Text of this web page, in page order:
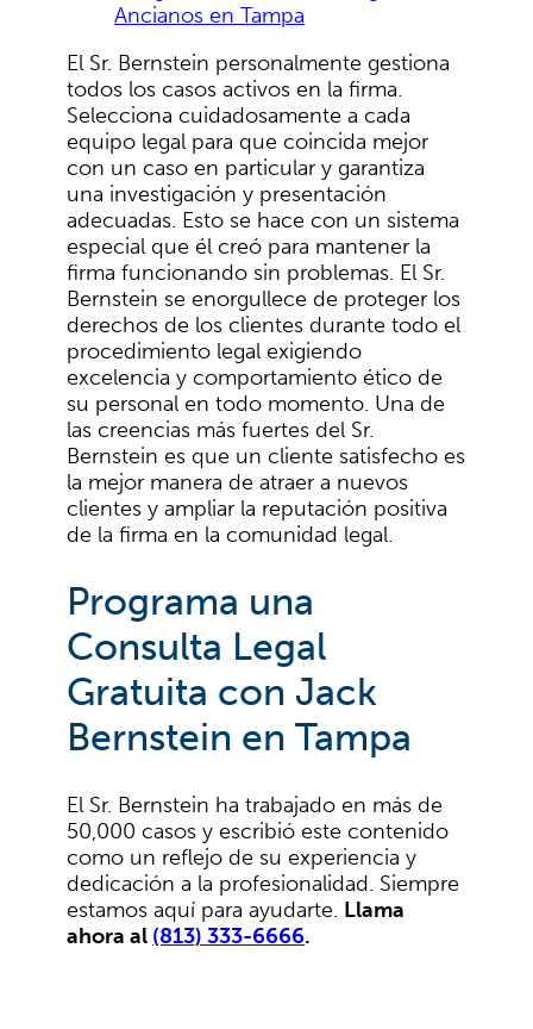
Ancianos en Tampa
El Sr. Bernstein personalmente gestiona
todos los casos activos en la firma.
Selecciona cuidadosamente a cada
equipo legal para que coincida mejor
con un caso en particular y garantiza
una investigación y presentación
adecuadas. Esto se hace con un sistema
especial que él creó para mantener la
firma funcionando sin problemas. El Sr.
Bernstein se enorgullece de proteger los
derechos de los clientes durante todo el
procedimiento legal exigiendo
excelencia y comportamiento ético de
su personal en todo momento. Una de
las creencias más fuertes del Sr.
Bernstein es que un cliente satisfecho es
la mejor manera de atraer a nuevos
clientes y ampliar la reputación positiva
de la firma en la comunidad legal.
Programa una
Consulta Legal
Gratuita con Jack
Bernstein en Tampa
El Sr. Bernstein ha trabajado en más de
50,000 casos y escribió este contenido
como un reflejo de su experiencia y
dedicación a la profesionalidad. Siempre
estamos aquí para ayudarte. Llama
ahora al (813) 333-6666.